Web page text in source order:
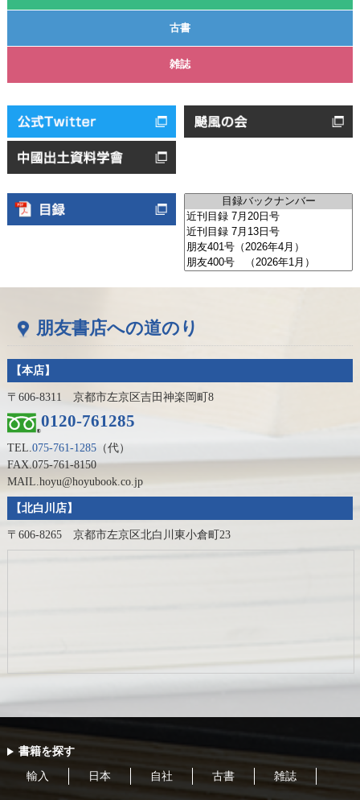
古書
雑誌
朋友書店への道のり
【本店】
〒606-8311 京都市左京区吉田神楽岡町8
0120-761285
TEL.075-761-1285（代）
FAX.075-761-8150
MAIL.hoyu@hoyubook.co.jp
【北白川店】
〒606-8265 京都市左京区北白川東小倉町23
書籍を探す
輸入 日本 自社 古書 雑誌